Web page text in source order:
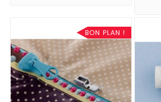
BON PLAN !